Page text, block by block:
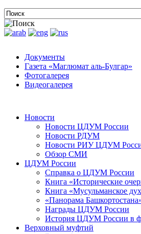
Документы
Газета «Маглюмат аль-Булгар»
Фотогалерея
Видеогалерея
Новости
Новости ЦДУМ России
Новости РДУМ
Новости РИУ ЦДУМ
Обзор СМИ
ЦДУМ России
Справка о ЦДУМ России
Книга «Исторические
Книга «Мусульманское
«Панорама
Награды ЦДУМ России
История ЦДУМ России в
Верховный муфтий